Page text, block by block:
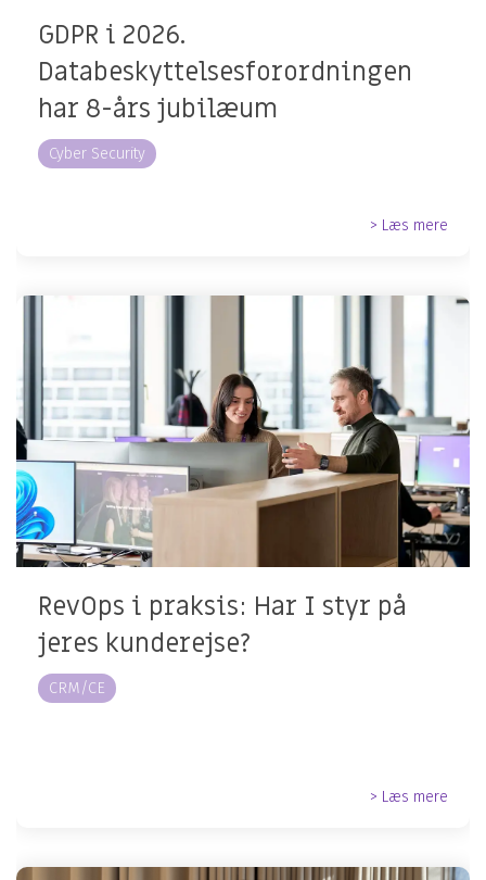
GDPR i 2026.
Databeskyttelsesforordningen
har 8-års jubilæum
Cyber Security
> Læs mere
RevOps i praksis: Har I styr på
jeres kunderejse?
CRM/CE
> Læs mere